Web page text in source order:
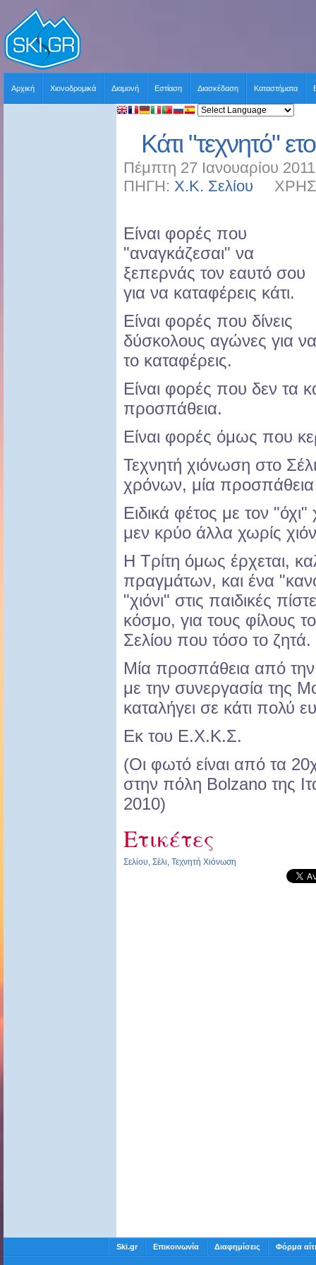
Αρχική Χιονοδρομικά Διαμονή Εστίαση Διασκέδαση Καταστήματα
Κάτι "τεχνητό"
Πέμπτη 27 Ιανουαρίου
ΠΗΓΗ: Χ.Κ. Σελίου
Είναι φορές που
"αναγκάζεσαι" να
ξεπερνάς τον εαυτό σου
για να καταφέρεις κάτι.
Είναι φορές που δίνεις
δύσκολους αγώνες για να
το καταφέρεις.
Είναι φορές που δεν τα
προσπάθεια.
Είναι φορές όμως που
Τεχνητή χιόνωση στο
χρόνων, μία
Ειδικά φέτος με τον "όχι"
μεν κρύο άλλα χωρίς
Η Τρίτη όμως έρχεται,
πραγμάτων, και ένα
"χιόνι" στις παιδικές
κόσμο, για τους φίλους
Σελίου που τόσο το ζητά.
Μία προσπάθεια από την
με την συνεργασία της
καταλήγει σε κάτι πολύ
Εκ του Ε.Χ.Κ.Σ.
(Οι φωτό είναι από τα
στην πόλη Bolzano της
2010)
Ετικέτες
Σελίου, Σέλι, Τεχνητή Χιόνωση
Ski.gr Επικοινωνία Διαφημίσεις Φόρμα